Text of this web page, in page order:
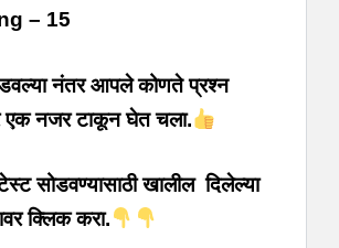
– 15
नंतर आपले कोणते प्रश्न
एक नजर टाकून घेत चला.
सोडवण्यासाठी खालील दिलेल्या
क्लिक करा.